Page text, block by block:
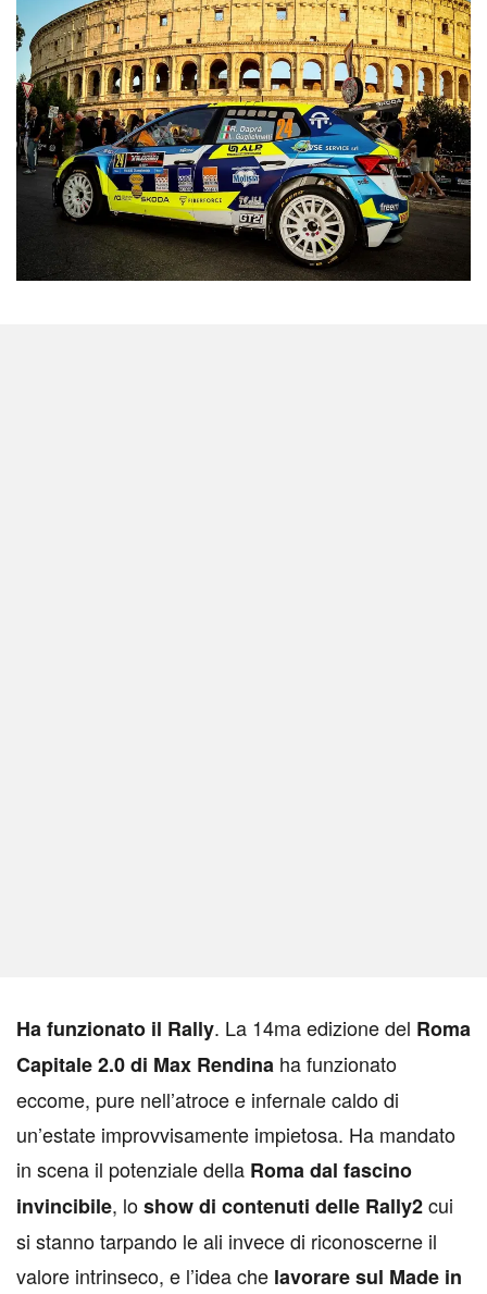
Ha funzionato il Rally. La 14ma edizione del Roma
Capitale 2.0 di Max Rendina ha funzionato
eccome, pure nell’atroce e infernale caldo di
un’estate improvvisamente impietosa. Ha mandato
in scena il potenziale della Roma dal fascino
invincibile, loshow di contenuti delle Rally2cui
si stanno tarpando le ali invece di riconoscerne il
valore intrinseco, e l’idea che lavorare sul Made in